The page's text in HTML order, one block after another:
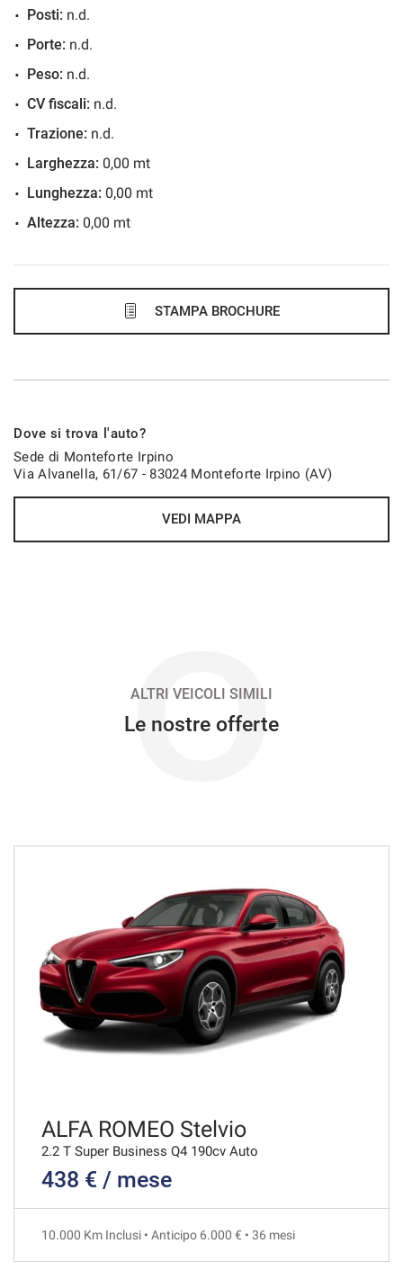
48 Mesi
844€/mese
48 Mesi
859€/mese
48 Mesi
899€/mese
950€/mese
36 Mesi
VEDI
952€/mese
VEDI
979€/mese
36 Mesi
Posti: n.d.
Porte: n.d.
Peso: n.d.
CV fiscali: n.d.
Trazione: n.d.
Larghezza: 0,00 mt
Lunghezza: 0,00 mt
Altezza: 0,00 mt
STAMPA BROCHURE
Dove si trova l'auto?
Sede di Monteforte Irpino
Via Alvanella, 61/67 - 83024 Monteforte Irpino (AV)
VEDI MAPPA
O
ALTRI VEICOLI SIMILI
Le nostre offerte
ALFA ROMEO Stelvio
2.2 T Super Business Q4 190cv Auto
438 € / mese
10.000 Km Inclusi • Anticipo 6.000 € • 36 mesi